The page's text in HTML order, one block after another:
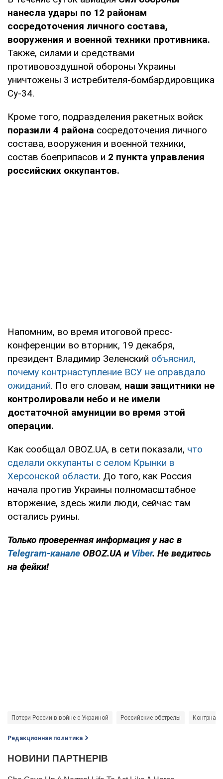
нанесла удары по 12 районам
сосредоточения личного состава,
вооружения и военной техники противника.
Также, силами и средствами
противовоздушной обороны Украины
уничтожены 3 истребителя-бомбардировщика
Су-34.
Кроме того, подразделения ракетных войск
поразили 4 района сосредоточения личного
состава, вооружения и военной техники,
состав боеприпасов и 2 пункта управления
российских оккупантов.
Напомним, во время итоговой пресс-
конференции во вторник, 19 декабря,
президент Владимир Зеленский объяснил,
почему контрнаступление ВСУ не оправдало
ожиданий. По его словам, наши защитники не
контролировали небо и не имели
достаточной амуниции во время этой
операции.
Как сообщал OBOZ.UA, в сети показали, что
сделали оккупанты с селом Крынки в
Херсонской области. До того, как Россия
начала против Украины полномасштабное
вторжение, здесь жили люди, сейчас там
остались руины.
Только проверенная информация у нас в
Telegram-канале OBOZ.UA и Viber. Не ведитесь
на фейки!
Потери России в войне с Украиной Российские обстрелы
Редакционная политика